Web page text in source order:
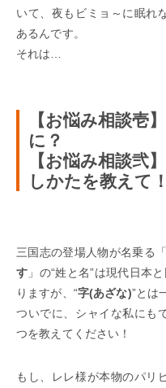
いて、夜もビミョ～に眠れ
あるんです。
それは…
【お悩み相談壱
に？
【お悩み相談弐
しかたを教えて！
三国志の登場人物が名乗る
す 」の“姓と名”は現代日本
りますが、“字(あざな)”とは
ついでに、シャイな私にも
つを教えてください！
もし、レレ様が本物のパリ